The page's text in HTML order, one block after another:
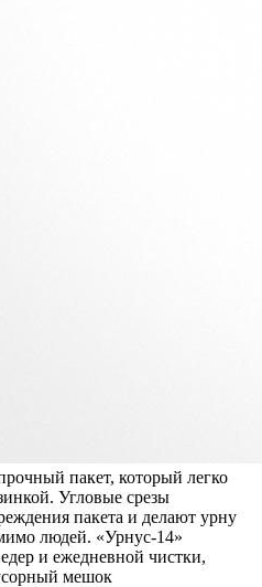
пакет, который легко
Угловые срезы
пакета и делают урну
людей. «Урнус-14»
и ежедневной чистки,
мешок